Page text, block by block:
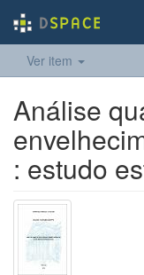
Ver item
Análise
: estudo